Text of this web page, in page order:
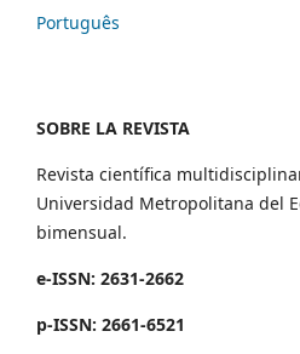
Português
SOBRE LA REVISTA
Revista científica
Universidad Metropolitana del
bimensual.
e-ISSN: 2631-2662
p-ISSN: 2661-6521